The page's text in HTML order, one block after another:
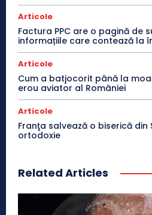
Articole
Factura PPC are o pagină de
informațiile care contează la
Articole
Cum a batjocorit până la
erou aviator al României
Articole
Franţa salvează o biserică din
ortodoxie
Related Articles